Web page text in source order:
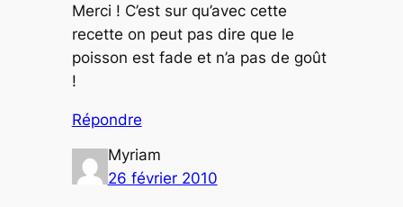
Merci ! C’est sur qu’avec cette
recette on peut pas dire que le
poisson est fade et n’a pas de goût
!
Répondre
Myriam
26 février 2010